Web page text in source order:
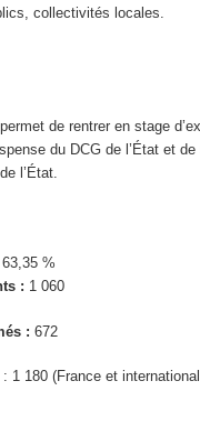
collectivités locales.
de rentrer en stage
du DCG de l’État et
l’État.
%
: 1 060
: 672
: 1 180 (France et